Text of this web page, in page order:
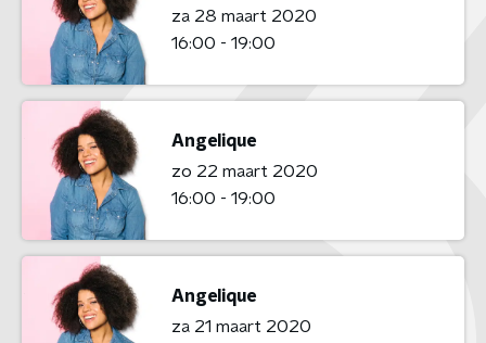
za 28 maart 2020
16:00 - 19:00
Angelique
zo 22 maart 2020
16:00 - 19:00
Angelique
za 21 maart 2020